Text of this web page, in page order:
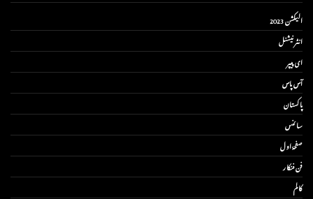
الیکشن 2023
انٹر نیشنل
ای پیپر
آس پاس
پاکستان
سائنس
صفحۂ اول
فن فنکار
کالم